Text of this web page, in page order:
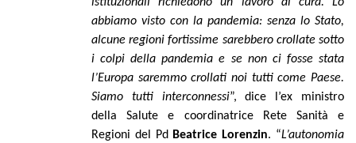
abbiamo visto con la pandemia: senza lo Stato,
alcune regioni fortissime sarebbero crollate sotto
i colpi della pandemia e se non ci fosse stata
l’Europa saremmo crollati noi tutti come Paese.
Siamo tutti interconnessi”, dice l’ex ministro
della Salute e coordinatrice Rete Sanità e
Regioni del Pd Beatrice Lorenzin. “L’autonomia